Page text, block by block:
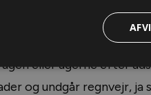
over de 10
ugen eller ugerne efter
og undgår regnvejr, ja